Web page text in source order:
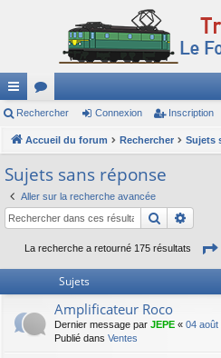
ac
co
ur
ci
s
or
u
m
s
Rechercher Connexion Inscription
Accueil du forum Rechercher Sujets
Sujets sans réponse
Aller sur la recherche avancée
La recherche a retourné 175 résultats
Sujets
Amplificateur Roco
Dernier message par JEPE « 04 août
Publié dans Ventes